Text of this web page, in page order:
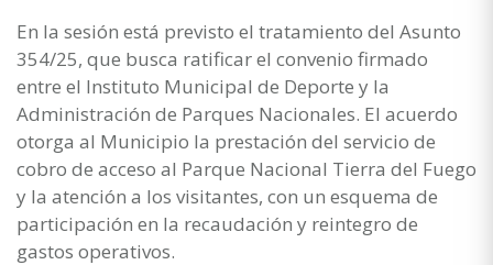
En la sesión está previsto el tratamiento del Asunto
354/25, que busca ratificar el convenio firmado
entre el Instituto Municipal de Deporte y la
Administración de Parques Nacionales. El acuerdo
otorga al Municipio la prestación del servicio de
cobro de acceso al Parque Nacional Tierra del Fuego
y la atención a los visitantes, con un esquema de
participación en la recaudación y reintegro de
gastos operativos.